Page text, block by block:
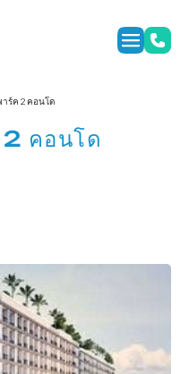
ร์ค 2 คอนโด
คอนโด